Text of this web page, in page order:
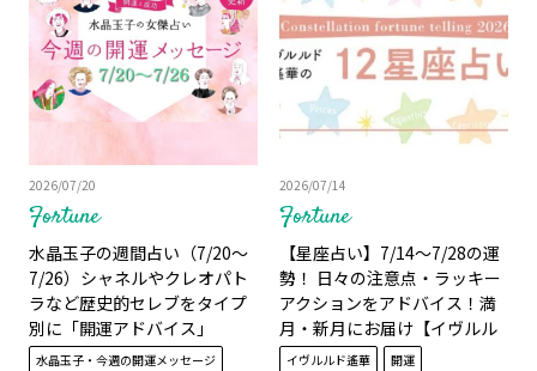
Fortune
2026/07/20
水晶玉子の週間占い（7/20～
7/26）シャネルやクレオパト
ラなど歴史的セレブをタイプ
別に「開運アドバイス」
水晶玉子・今週の開運メッセージ
Fortune
2026/07/14
【星座占い】7/14～7/28の運
勢！ 日々の注意点・ラッキー
アクションをアドバイス！満
月・新月にお届け【イヴルル
ド遙華】
イヴルルド遙華
開運